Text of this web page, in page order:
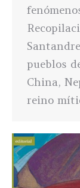
pueblos
China,
reino